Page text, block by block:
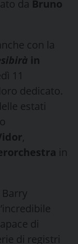
da Bruno
con la
in
11
dedicato.
estati
,
in
di
di registri